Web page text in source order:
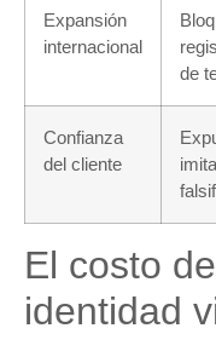
Expansión
internacional
de
Confianza
del cliente
El costo
identidad